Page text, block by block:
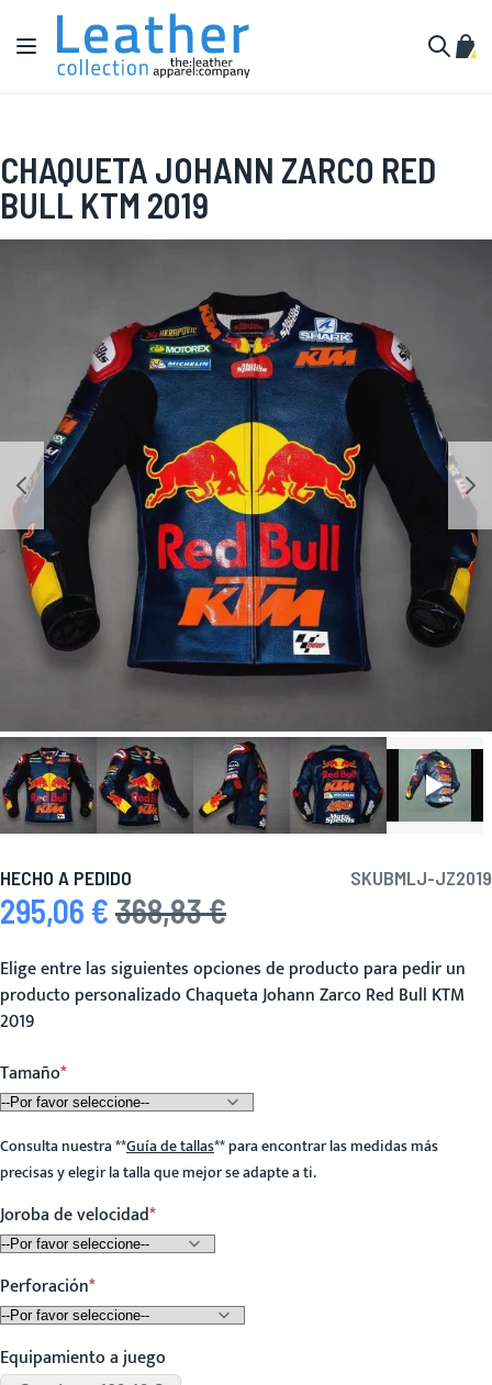
Ir al contenido
Toggle Nav
Mi
CHAQUETA JOHANN ZARCO RED
BULL KTM 2019
HECHO A PEDIDO SKUBMLJ-JZ2019
Precio especial
295,06 € Precio habitual
368,83 €
Elige entre las siguientes opciones de producto para pedir un
producto personalizado Chaqueta Johann Zarco Red Bull KTM
2019
Tamaño
Consulta nuestra**Guía de tallas**para encontrar las medidas más
precisas y elegir la talla que mejor se adapte a ti.
Joroba de velocidad
Perforación
Equipamiento a juego